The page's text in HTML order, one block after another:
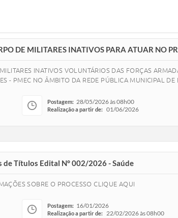
DE MILITARES INATIVOS PARA ATUAR NO
INATIVOS VOLUNTÁRIOS DAS FORÇAS
- PMEC NO ÂMBITO DA REDE PÚBLICA MUNICIPAL DE
Postagem: 28/05/2026 às 08h00
Realização a partir de: 01/06/2026
de Títulos Edital N° 002/2026 - Saúde
SOBRE O PROCESSO CLIQUE AQUI
Postagem: 16/01/2026
Realização a partir de: 22/02/2026 às 08h00